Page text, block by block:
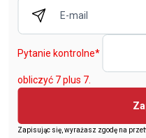
Pytanie kontrolne*
obliczyć 7 plus 7.
Zapisując się, wyrażasz zgodę na